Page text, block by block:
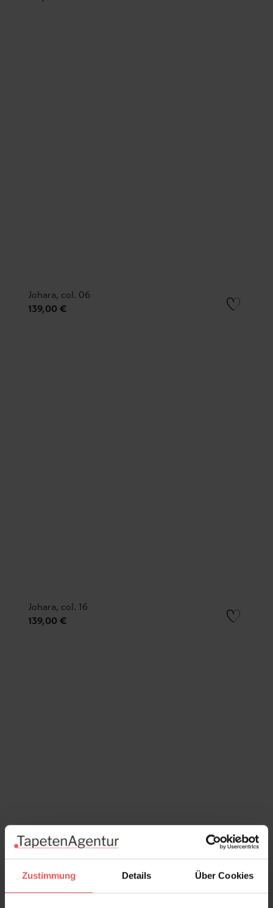
Zustimmung Details Über Cookies
Johara, col. 06
139,00 €
Johara, col. 16
139,00 €